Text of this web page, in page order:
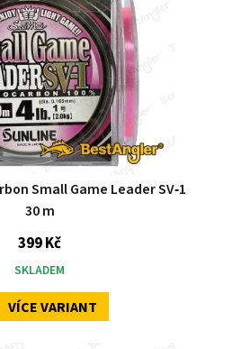
Small Game Leader SV‑1
30 m
399 Kč
SKLADEM
VÍCE VARIANT